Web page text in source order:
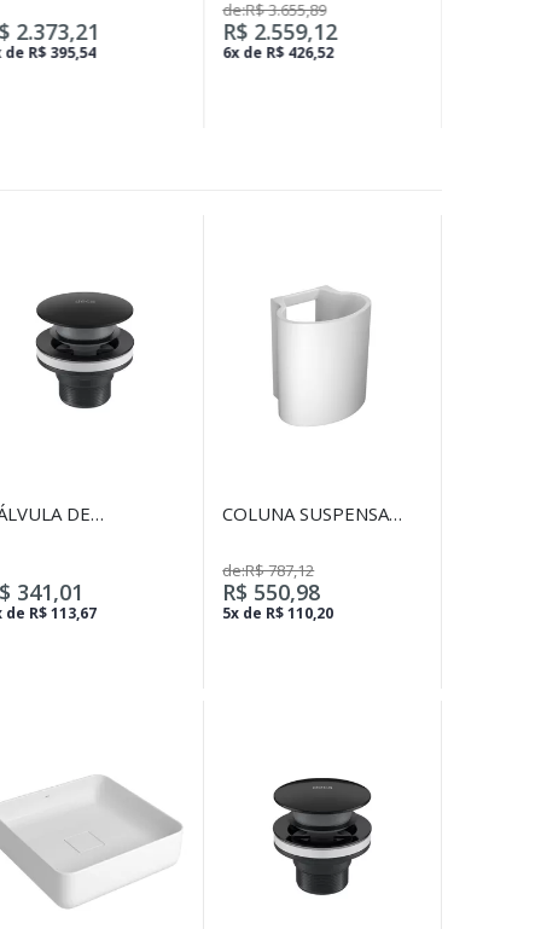
2.373,21
de R$ 395,54
de:R$ 3.655,89
R$ 2.559,12
6x de R$ 426,52
DE
E BIDÊ BLACK
341,01
de R$ 113,67
COLUNA SUSPENSA
BRANCO
de:R$ 787,12
R$ 550,98
5x de R$ 110,20